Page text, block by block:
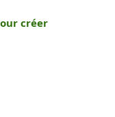
créer